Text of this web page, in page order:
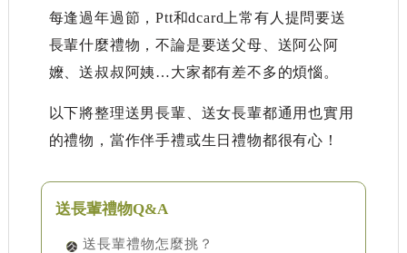
每逢過年過節，Ptt和dcard上常有人提問要送
長輩什麼禮物，不論是要送父母、送阿公阿
嬤、送叔叔阿姨…大家都有差不多的煩惱。
以下將整理送男長輩、送女長輩都通用也實用
的禮物，當作伴手禮或生日禮物都很有心！
送長輩禮物Q&A
送長輩禮物怎麼挑？